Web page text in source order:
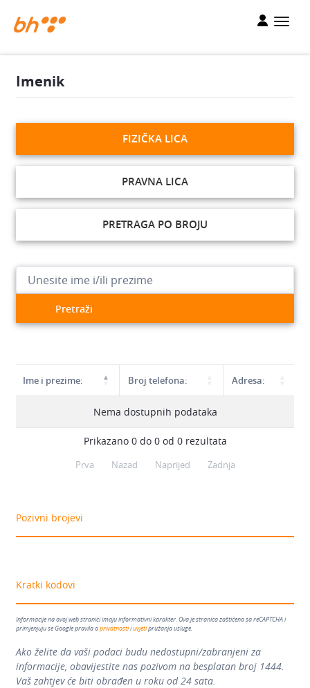
Imenik
FIZIČKA LICA
PRAVNA LICA
PRETRAGA PO BROJU
Pretraži
Ime i prezime: Broj telefona: Adresa:
Nema dostupnih podataka
Prikazano 0 do 0 od 0 rezultata
Prva Nazad Naprijed Zadnja
Pozivni brojevi
Kratki kodovi
Informacije na ovoj web stranici imaju informativni karakter. Ova je stranica zaštićena sa reCAPTCHA i
primjenjuju se Google pravila oprivatnostiiuvjetipružanja usluge.
Ako želite da vaši podaci budu nedostupni/zabranjeni za
informacije, obavijestite nas pozivom na besplatan broj 1444.
Vaš zahtjev će biti obrađen u roku od 24 sata.